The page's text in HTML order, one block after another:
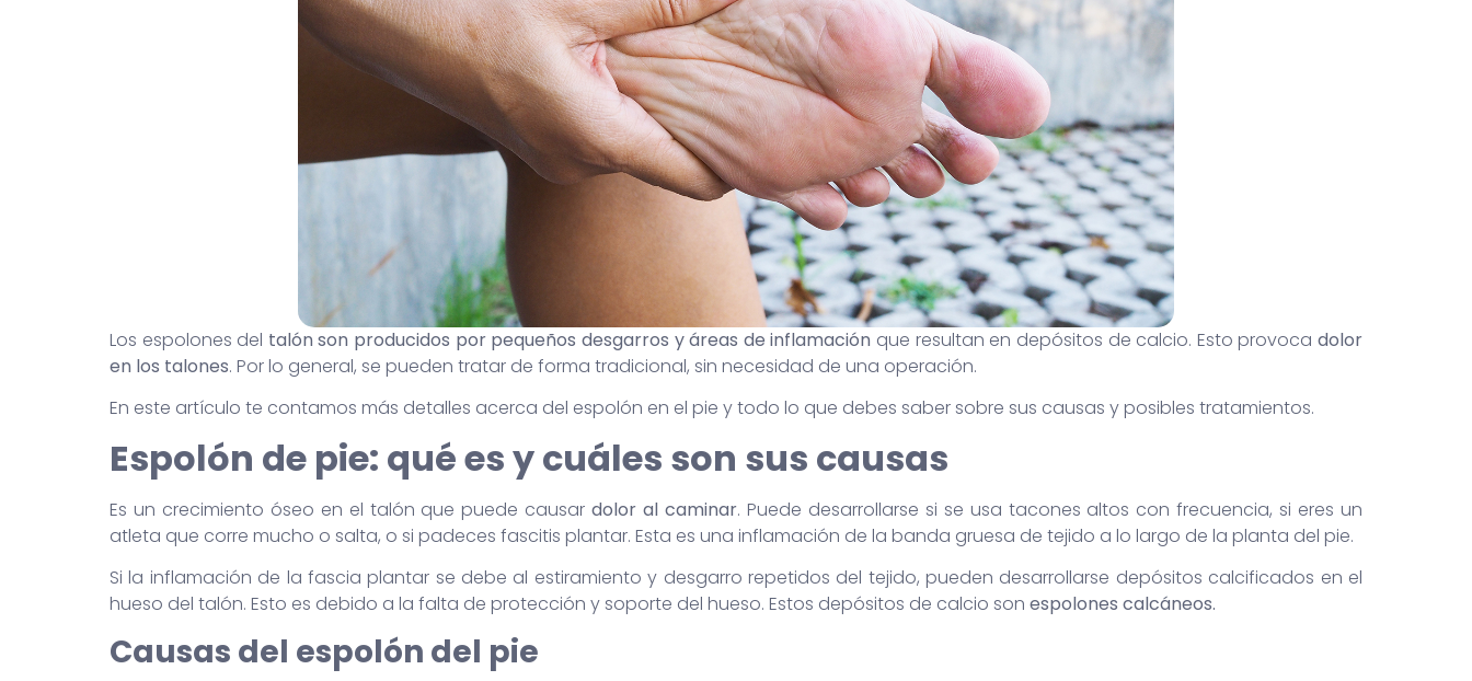
Los espolones del talón son producidos por pequeños desgarros y áreas de inflamación que resultan en depósitos de calcio. Esto provocadolor
en los talones. Por lo general, se pueden tratar de forma tradicional, sin necesidad de una operación.
En este artículo te contamos más detalles acerca del espolón en el pie y todo lo que debes saber sobre sus causas y posibles tratamientos.
Espolón de pie: qué es y cuáles son sus causas
Es un crecimiento óseo en el talón que puede causardolor al caminar. Puede desarrollarse si se usa tacones altos con frecuencia, si eres un
atleta que corre mucho o salta, o si padeces fascitis plantar. Esta es una inflamación de la banda gruesa de tejido a lo largo de la planta del pie.
Si la inflamación de la fascia plantar se debe al estiramiento y desgarro repetidos del tejido, pueden desarrollarse depósitos calcificados en el
hueso del talón. Esto es debido a la falta de protección y soporte del hueso. Estos depósitos de calcio son espolones calcáneos.
Causas del espolón del pie